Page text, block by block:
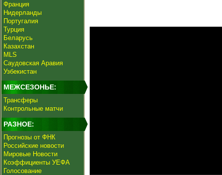
Франция
Нидерланды
Португалия
Турция
Беларусь
Казахстан
MLS
Саудовская Аравия
Узбекистан
МЕЖСЕЗОНЬЕ:
Трансферы
Контрольные матчи
РАЗНОЕ:
Прогнозы от ФНК
Российские новости
Мировые Новости
Коэффициенты УЕФА
Голосование